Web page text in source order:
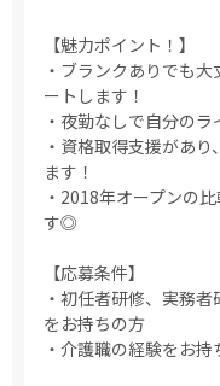
【魅力ポイント！】
・ブランクありでも
ートします！
・夜勤なしで自分の
・資格取得支援があ
ます！
・2018年オープンの
す◎
【応募条件】
・初任者研修、実務
をお持ちの方
・介護職の経験をお持